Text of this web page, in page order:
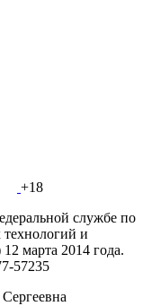
+18
службе по
и
марта 2014 года.
57235